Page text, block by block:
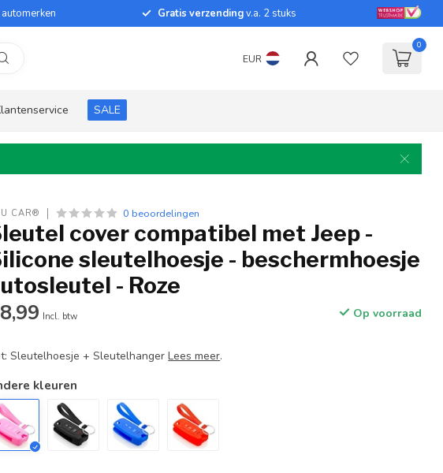
Gratis verzendingv.a. 2 stuks
EUR
0
SALE
CAR® 0 beoordelingen
cover compatibel met Jeep -
sleutelhoesje - beschermhoesje
- Roze
Incl. btw Op voorraad
Sleutelhoesje + SleutelhangerLees meer.
kleuren